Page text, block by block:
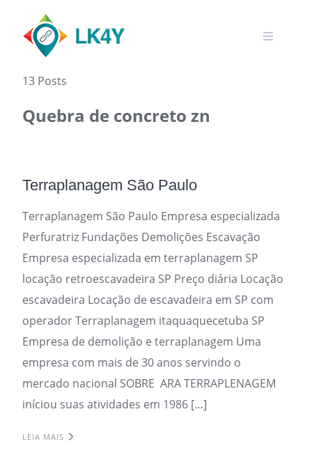
content
13 Posts
Quebra de concreto zn
Terraplanagem São Paulo
Terraplanagem São Paulo Empresa especializada
Perfuratriz Fundações Demolições Escavação
Empresa especializada em terraplanagem SP
locação retroescavadeira SP Preço diária Locação
escavadeira Locação de escavadeira em SP com
operador Terraplanagem itaquaquecetuba SP
Empresa de demolição e terraplanagem Uma
empresa com mais de 30 anos servindo o
mercado nacional SOBRE ARA TERRAPLENAGEM
iníciou suas atividades em 1986 […]
LEIA MAIS